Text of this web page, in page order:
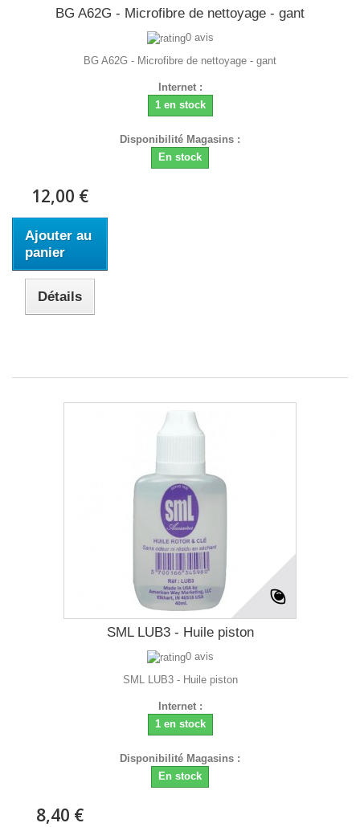
BG A62G - Microfibre de nettoyage - gant
0 avis
BG A62G - Microfibre de nettoyage - gant
Internet :
1 en stock
Disponibilité Magasins :
En stock
12,00 €
Ajouter au
panier
Détails
SML LUB3 - Huile piston
0 avis
SML LUB3 - Huile piston
Internet :
1 en stock
Disponibilité Magasins :
En stock
8,40 €